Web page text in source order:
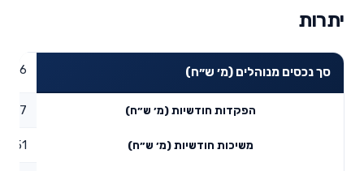
יתרות
סך נכסים מנוהלים (מ׳ ש״ח)
הפקדות חודשיות (מ׳ ש״ח) 4.77
משיכות חודשיות (מ׳ ש״ח) 1.51